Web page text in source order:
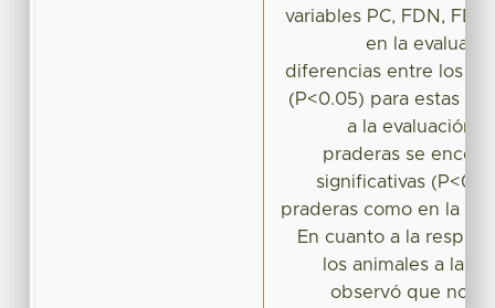
variables PC, FDN,
en la
diferencias entre los
(P<0.05) para estas
a la evaluación
praderas se
significativas
praderas como en la
En cuanto a la
los animales a la
observó que no